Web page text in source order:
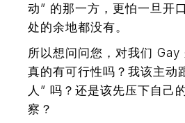
动” 的那一方，更怕一旦开
处的余地都没有。
所以想问问您，对我们 Gay
真的有可行性吗？我该主动
人” 吗？还是该先压下自己
察？